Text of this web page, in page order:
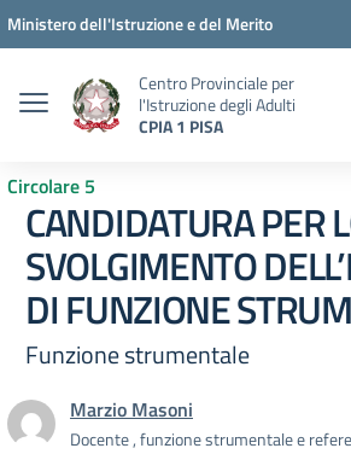
Vai ai contenuti
Vai al menu di navigazione
Vai al footer
Ministero dell'Istruzione e del Merito
Centro Provinciale per
l'Istruzione degli Adulti
CPIA 1 PISA
Circolare 5
CANDIDATURA PER
SVOLGIMENTO
DI FUNZIONE
Funzione strumentale
Marzio Masoni
Docente , funzione strumentale e